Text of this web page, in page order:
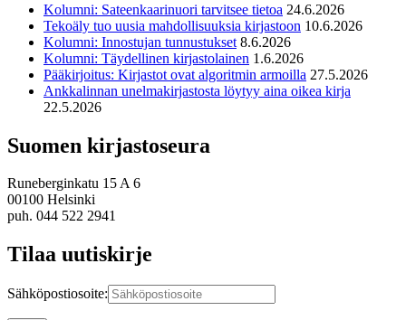
Kolumni: Sateenkaarinuori tarvitsee tietoa 24.6.2026
Tekoäly tuo uusia mahdollisuuksia kirjastoon 10.6.2026
Kolumni: Innostujan tunnustukset 8.6.2026
Kolumni: Täydellinen kirjastolainen 1.6.2026
Pääkirjoitus: Kirjastot ovat algoritmin armoilla 27.5.2026
Ankkalinnan unelmakirjastosta löytyy aina oikea kirja
22.5.2026
Suomen kirjastoseura
Runeberginkatu 15 A 6
00100 Helsinki
puh. 044 522 2941
Tilaa uutiskirje
Sähköpostiosoite: